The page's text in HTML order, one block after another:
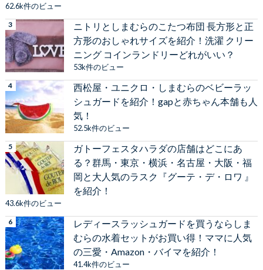
62.6k件のビュー
ニトリとしまむらのこたつ布団 長方形と正
方形のおしゃれサイズを紹介！洗濯 クリー
ニング コインランドリーどれがいい？
53k件のビュー
西松屋・ユニクロ・しまむらのベビーラッ
シュガードを紹介！gapと赤ちゃん本舗も人
気！
52.5k件のビュー
ガトーフェスタハラダの店舗はどこにあ
る？群馬・東京・横浜・名古屋・大阪・福
岡と大人気のラスク『グーテ・デ・ロワ 』
を紹介！
43.6k件のビュー
レディースラッシュガードを買うならしま
むらの水着セットがお買い得！ママに人気
の三愛・Amazon・バイマを紹介！
41.4k件のビュー